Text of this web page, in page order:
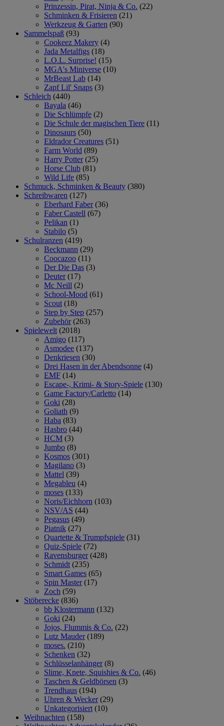
Prinzessin, Pirat, Ninja & Co. (22)
Schminken & Frisieren (21)
Werkzeug & Garten (90)
Sammelspaß (93)
Cookeez Makery (4)
Jada Metalfigs (18)
L.O.L. Surprise! (15)
MGA's Miniverse (10)
MrBeast Lab (14)
Zapf Lil' Snaps (3)
Schleich (440)
Bayala (46)
Die Schlümpfe (2)
Die Schule der magischen Tiere (11)
Dinosaurs (50)
Eldrador Creatures (51)
Farm World (89)
Harry Potter (25)
Horse Club (81)
Wild Life (85)
Schmuck, Schminken & Beauty (380)
Schreibwaren (127)
Eberhard Faber (36)
Faber Castell (67)
Pelikan (1)
Stabilo (5)
Schulranzen (419)
Beckmann (29)
Coocazoo (11)
Der Die Das (3)
Deuter (17)
Mc Neill (2)
School-Mood (61)
Scout (18)
Step by Step (257)
Zubehör (263)
Spielewelt (2018)
Amigo (117)
Asmodee (137)
Denkriesen (30)
Drei Hasen in der Abendsonne (4)
EMF (14)
Escape-, Krimi- & Story-Spiele (130)
Game Factory/Carletto (14)
Goki (28)
Goliath (9)
Haba (83)
Hasbro (44)
HCM (3)
Jumbo (8)
Kosmos (301)
Magilano (3)
Mattel (39)
Megableu (4)
moses (133)
Noris/Eichhorn (103)
NSV/AS (44)
Pegasus (49)
Piatnik (27)
Quartette & Trumpfspiele (31)
Quiz-Spiele (72)
Ravensburger (428)
Schmidt (235)
Smart Games (65)
Spin Master (17)
Zoch (59)
Stöberecke (836)
bb Klostermann (132)
Goki (24)
Jojos, Flummis & Co. (22)
Lutz Mauder (189)
moses. (210)
Schenken (32)
Schlüsselanhänger (8)
Slime, Knete, Squishies & Co. (46)
Taschen & Geldbörsen (3)
Trendhaus (194)
Uhren & Wecker (29)
Unkategorisiert (10)
Weihnachten (158)